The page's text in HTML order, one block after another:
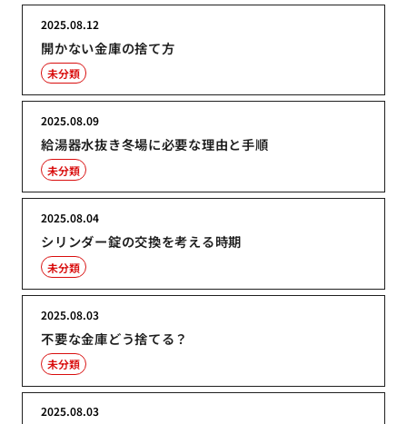
開かない金庫の捨て方
2025.08.12
未分類
給湯器水抜き冬場に必要な理由と手順
2025.08.09
未分類
シリンダー錠の交換を考える時期
2025.08.04
未分類
不要な金庫どう捨てる？
2025.08.03
未分類
2025.08.03